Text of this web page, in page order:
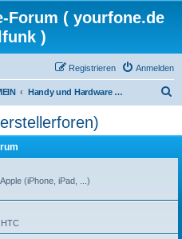
Forum ( yourfone.de
)
Anmelden
Registrieren
Handy und Hardware (Herstellerforen)
(iPhone, iPad, ...)